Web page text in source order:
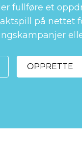
fullføre et
på nettet
OPPRETTE